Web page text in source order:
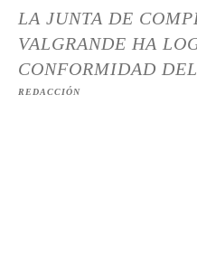
LA JUNTA DE
VALGRANDE HA
CONFORMIDAD
REDACCIÓN